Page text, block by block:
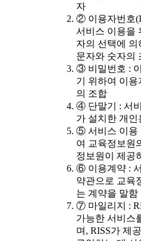
자
② 이용자번호
서비스 이용을
자의 선택에
문자와 숫자의
③ 비밀번호 :
기 위하여 이
의 조합
④ 단말기 : 서
가 설치한 개인
⑤ 서비스 이용
여 교육정보원
정보원이 제공
⑥ 이용계약 :
약관으로 교육
는 계약을 말함
⑦ 마일리지 :
가능한 서비스
며, RISS가 제